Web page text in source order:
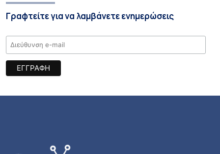
Γραφτείτε για να λαμβάνετε ενημερώσεις